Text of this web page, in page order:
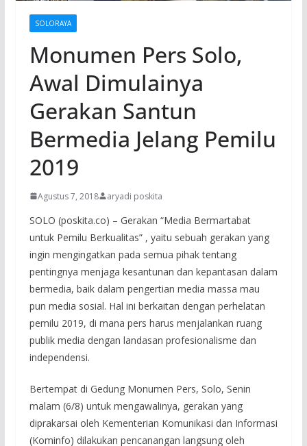
SOLORAYA
Monumen Pers Solo,
Awal Dimulainya
Gerakan Santun
Bermedia Jelang Pemilu
2019
Agustus 7, 2018 aryadi poskita
SOLO (poskita.co) – Gerakan “Media Bermartabat
untuk Pemilu Berkualitas” , yaitu sebuah gerakan yang
ingin mengingatkan pada semua pihak tentang
pentingnya menjaga kesantunan dan kepantasan dalam
bermedia, baik dalam pengertian media massa mau
pun media sosial. Hal ini berkaitan dengan perhelatan
pemilu 2019, di mana pers harus menjalankan ruang
publik media dengan landasan profesionalisme dan
independensi.
Bertempat di Gedung Monumen Pers, Solo, Senin
malam (6/8) untuk mengawalinya, gerakan yang
diprakarsai oleh Kementerian Komunikasi dan Informasi
(Kominfo) dilakukan pencanangan langsung oleh